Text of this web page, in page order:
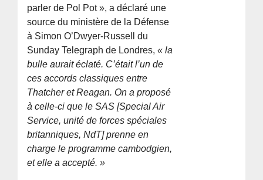
parler de Pol Pot », a déclaré une
source du ministère de la Défense
à Simon O’Dwyer-Russell du
Sunday Telegraph de Londres,« la
bulle aurait éclaté. C’était l’un de
ces accords classiques entre
Thatcher et Reagan. On a proposé
à celle-ci que le SAS [Special Air
Service, unité de forces spéciales
britanniques, NdT] prenne en
charge le programme cambodgien,
et elle a accepté. »